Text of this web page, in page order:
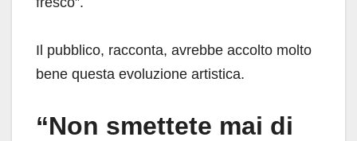
Il pubblico, racconta, avrebbe accolto molto
bene questa evoluzione artistica.
“Non smettete mai di